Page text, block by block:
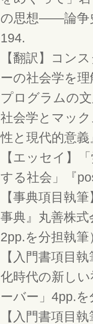
の思想――論争
194.
【翻訳】コン
ーの社会学を
プログラムの
社会学とマッ
性と現代的意
【エッセイ
する社会」『
【事典項目執
事典』丸善株
2pp.を分担執筆
【入門書項目
化時代の新し
ーバー」4pp.
【入門書項目